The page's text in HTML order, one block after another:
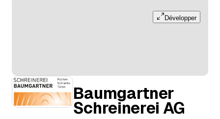
Développer
Baumgartner
Schreinerei AG